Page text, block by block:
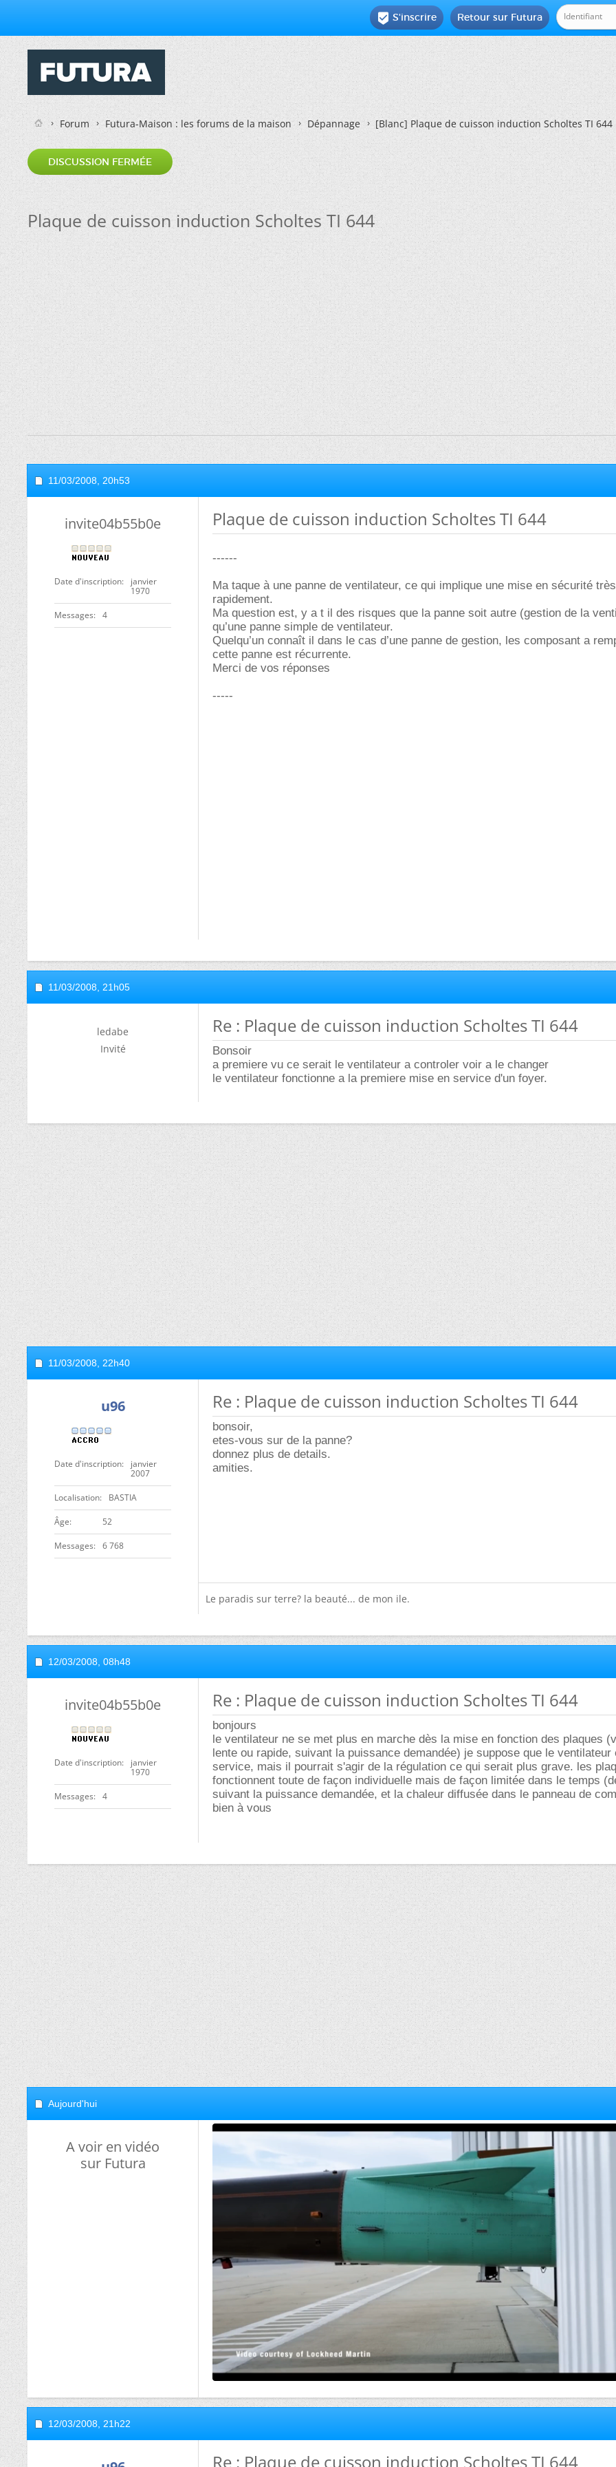
Retour sur Futura
 S'inscrire
Forum Futura-Maison : les forums de la maison Dépannage [Blanc]Plaque de cuisson induction Scholtes TI 644
DISCUSSION FERMÉE
Plaque de cuisson induction Scholtes TI 644
11/03/2008, 20h53
invite04b55b0e
Date d'inscription
janvier
1970
Messages 4
Plaque de cuisson induction Scholtes TI 644
------
Ma taque à une panne de ventilateur, ce qui implique une mise en sécurité très
rapidement.
Ma question est, y a t il des risques que la panne soit autre (gestion de la
qu’une panne simple de ventilateur.
Quelqu’un connaît il dans le cas d’une panne de gestion, les composant a
cette panne est récurrente.
Merci de vos réponses
-----
11/03/2008, 21h05
ledabe
Invité
Re : Plaque de cuisson induction Scholtes TI 644
Bonsoir
a premiere vu ce serait le ventilateur a controler voir a le changer
le ventilateur fonctionne a la premiere mise en service d'un foyer.
11/03/2008, 22h40
u96
Date d'inscription
janvier
2007
Localisation BASTIA
ge 52
Messages 6 768
Re : Plaque de cuisson induction Scholtes TI 644
bonsoir,
etes-vous sur de la panne?
donnez plus de details.
amities.
Le paradis sur terre? la beauté... de mon ile.
12/03/2008, 08h48
invite04b55b0e
Date d'inscription
janvier
1970
Messages 4
Re : Plaque de cuisson induction Scholtes TI 644
bonjours
le ventilateur ne se met plus en marche dès la mise en fonction des plaques
lente ou rapide, suivant la puissance demandée) je suppose que le ventilateur
service, mais il pourrait s'agir de la régulation ce qui serait plus grave. les
fonctionnent toute de façon individuelle mais de façon limitée dans le temps
suivant la puissance demandée, et la chaleur diffusée dans le panneau de
bien à vous
Aujourd'hui
A voir en vidéo
sur Futura
12/03/2008, 21h22
Re : Plaque de cuisson induction Scholtes TI 644